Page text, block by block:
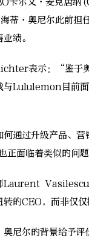
蒂·奥尼尔此前担
绩。
表示：“鉴于奥
与Lululemon目前
过升级产品、营
面临着类似的问题
Laurent
的CEO，而非仅
尔的背景给予评